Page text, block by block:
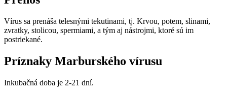
Vírus sa prenáša telesnými tekutinami, tj. Krvou, potem, slinami,
zvratky, stolicou, spermiami, a tým aj nástrojmi, ktoré sú im
postriekané.
Príznaky Marburského vírusu
Inkubačná doba je 2-21 dní.